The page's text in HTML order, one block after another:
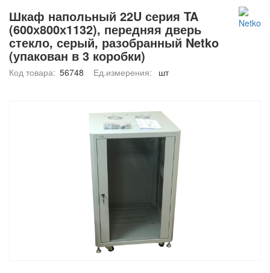
Шкаф напольный 22U серия TA
(600х800х1132), передняя дверь
стекло, серый, разобранный Netko
(упакован в 3 коробки)
Код товара: 56748 Ед.измерения: шт